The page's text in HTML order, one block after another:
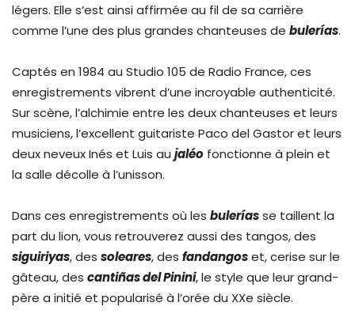
légers. Elle s’est ainsi affirmée au fil de sa carrière
comme l’une des plus grandes chanteuses de bulerías.
Captés en 1984 au Studio 105 de Radio France, ces
enregistrements vibrent d’une incroyable authenticité.
Sur scène, l’alchimie entre les deux chanteuses et leurs
musiciens, l’excellent guitariste Paco del Gastor et leurs
deux neveux Inés et Luis au jaléo fonctionne à plein et
la salle décolle à l’unisson.
Dans ces enregistrements où les buleríasse taillent la
part du lion, vous retrouverez aussi des tangos, des
siguiriyas, des soleares, des fandangoset, cerise sur le
gâteau, des cantiñas del Pinini, le style que leur grand-
père a initié et popularisé à l’orée du XXe siècle.